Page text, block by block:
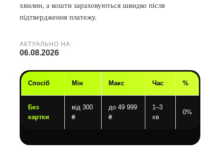
хвилин, а кошти зараховуються швидко після
підтвердження платежу.
АКТУАЛЬНО НА:
06.08.2026
Спосіб Мін Макс Час %
Без
картки
від 300
₴
до 49 999
₴
1–3
хв
0%